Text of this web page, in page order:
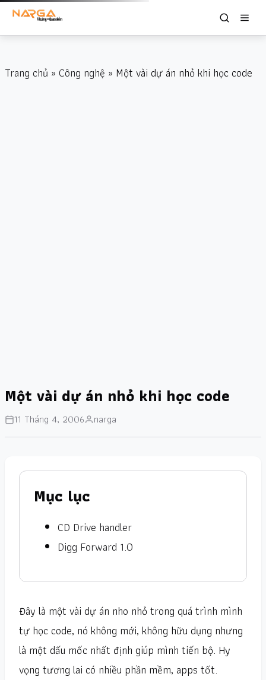
Trang chủ » Công nghệ » Một vài dự án nhỏ khi học code
Một vài dự án nhỏ khi học code
11 Tháng 4, 2006 narga
Mục lục
CD Drive handler
Digg Forward 1.0
Đây là một vài dự án nho nhỏ trong quá trình mình
tự học code, nó không mới, không hữu dụng nhưng
là một dấu mốc nhất định giúp mình tiến bộ. Hy
vọng tương lai có nhiều phần mềm, apps tốt.